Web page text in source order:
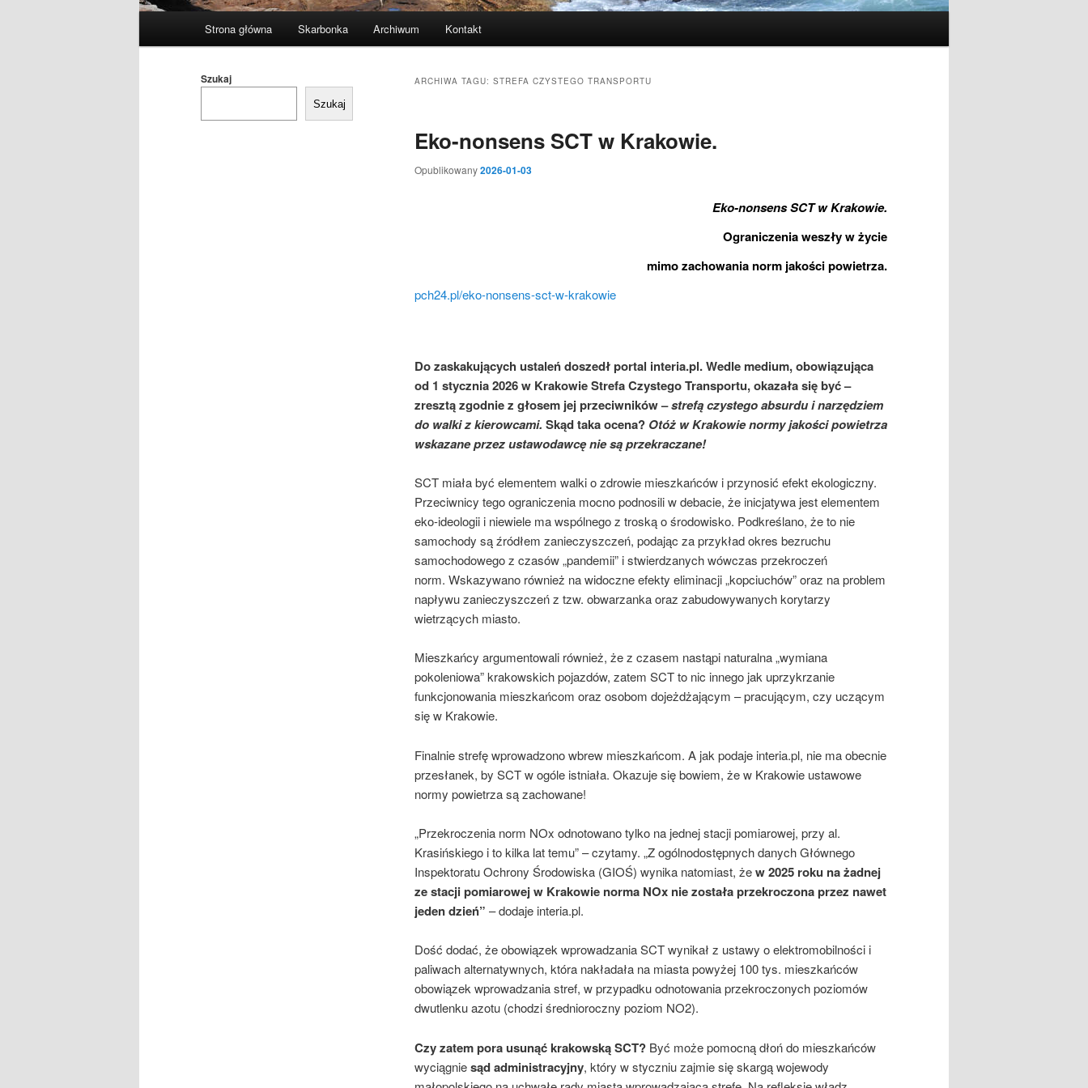
Strona główna Skarbonka Archiwum Kontakt
ARCHIWA TAGU: STREFA CZYSTEGO TRANSPORTU
Eko-nonsens SCT w Krakowie.
Opublikowany2026-01-03
Eko-nonsens SCT w Krakowie.
Ograniczenia weszły w życie
mimo zachowania norm jakości powietrza.
pch24.pl/eko-nonsens-sct-w-krakowie
Do zaskakujących ustaleń doszedł portal interia.pl. Wedle medium, obowiązująca
od 1 stycznia 2026 w Krakowie Strefa Czystego Transportu, okazała się być –
zresztą zgodnie z głosem jej przeciwników –strefą czystego absurdu i narzędziem
do walki z kierowcami. Skąd taka ocena? Otóż w Krakowie normy jakości powietrza
wskazane przez ustawodawcę nie są przekraczane!
SCT miała być elementem walki o zdrowie mieszkańców i przynosić efekt ekologiczny.
Przeciwnicy tego ograniczenia mocno podnosili w debacie, że inicjatywa jest elementem
eko-ideologii i niewiele ma wspólnego z troską o środowisko. Podkreślano, że to nie
samochody są źródłem zanieczyszczeń, podając za przykład okres bezruchu
samochodowego z czasów „pandemii” i stwierdzanych wówczas przekroczeń
norm. Wskazywano również na widoczne efekty eliminacji „kopciuchów” oraz na problem
napływu zanieczyszczeń z tzw. obwarzanka oraz zabudowywanych korytarzy
wietrzących miasto.
Mieszkańcy argumentowali również, że z czasem nastąpi naturalna „wymiana
pokoleniowa” krakowskich pojazdów, zatem SCT to nic innego jak uprzykrzanie
funkcjonowania mieszkańcom oraz osobom dojeżdżającym – pracującym, czy uczącym
się w Krakowie.
Finalnie strefę wprowadzono wbrew mieszkańcom. A jak podaje interia.pl, nie ma obecnie
przesłanek, by SCT w ogóle istniała. Okazuje się bowiem, że w Krakowie ustawowe
normy powietrza są zachowane!
„Przekroczenia norm NOx odnotowano tylko na jednej stacji pomiarowej, przy al.
Krasińskiego i to kilka lat temu” – czytamy. „Z ogólnodostępnych danych Głównego
Inspektoratu Ochrony Środowiska (GIOŚ) wynika natomiast, żew 2025 roku na żadnej
ze stacji pomiarowej w Krakowie norma NOx nie została przekroczona przez nawet
jeden dzień” – dodaje interia.pl.
Dość dodać, że obowiązek wprowadzania SCT wynikał z ustawy o elektromobilności i
paliwach alternatywnych, która nakładała na miasta powyżej 100 tys. mieszkańców
obowiązek wprowadzania stref, w przypadku odnotowania przekroczonych poziomów
dwutlenku azotu (chodzi średnioroczny poziom NO2).
Czy zatem pora usunąć krakowską SCT? Być może pomocną dłoń do mieszkańców
wyciągniesąd administracyjny, który w styczniu zajmie się skargą wojewody
Szukaj
Szukaj